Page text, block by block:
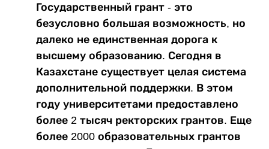
Государственный грант - это
безусловно большая возможность, но
далеко не единственная дорога к
высшему образованию. Сегодня в
Казахстане существует целая система
дополнительной поддержки. В этом
году университетами предоставлено
более 2 тысяч ректорских грантов. Еще
более 2000 образовательных грантов